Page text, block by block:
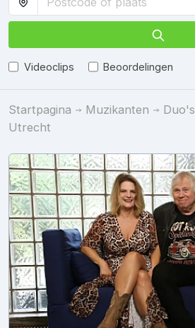
Videoclips Beoordelingen
Startpagina Muzikanten Duo's
Utrecht